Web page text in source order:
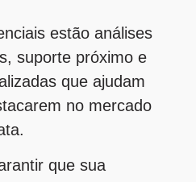
estão análises
suporte próximo e
que ajudam
no mercado
que sua